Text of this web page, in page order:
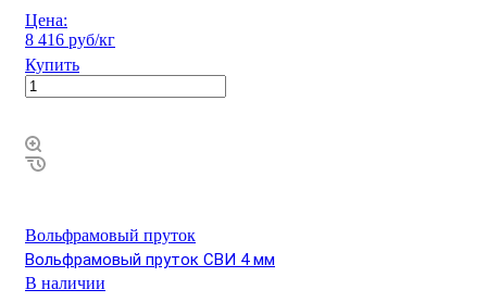
Цена:
8 416 руб/кг
Купить
Вольфрамовый пруток
Вольфрамовый пруток СВИ 4 мм
В наличии